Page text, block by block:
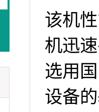
该机
机迅
选用
设备